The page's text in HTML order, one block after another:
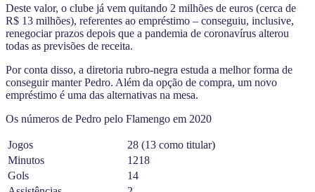
Deste valor, o clube já vem quitando 2 milhões de euros (cerca de
R$ 13 milhões), referentes ao empréstimo – conseguiu, inclusive,
renegociar prazos depois que a pandemia de coronavírus alterou
todas as previsões de receita.
Por conta disso, a diretoria rubro-negra estuda a melhor forma de
conseguir manter Pedro. Além da opção de compra, um novo
empréstimo é uma das alternativas na mesa.
Os números de Pedro pelo Flamengo em 2020
Jogos
28 (13 como titular)
Minutos
1218
Gols
14